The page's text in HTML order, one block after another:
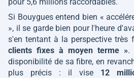
Si Bouygues entend bien «
», il se garde bien pour l'heure
s'en tentant à la perspective très
clients fixes à moyen terme ».
disponibilité de sa fibre, en
plus précis : il vise 12